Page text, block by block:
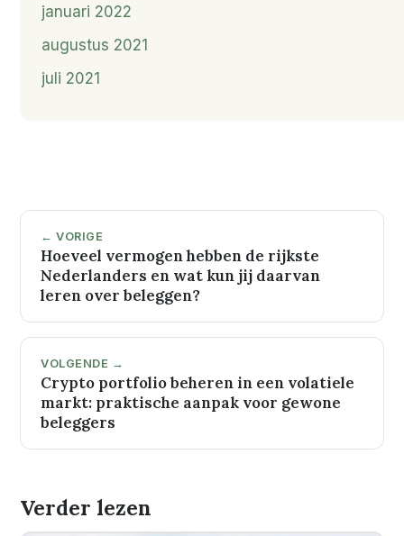
januari 2022
augustus 2021
juli 2021
← VORIGE
Hoeveel vermogen hebben de rijkste
Nederlanders en wat kun jij daarvan
leren over beleggen?
VOLGENDE →
Crypto portfolio beheren in een volatiele
markt: praktische aanpak voor gewone
beleggers
Verder lezen